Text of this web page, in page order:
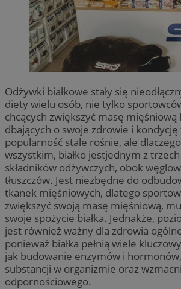
Odżywki białkowe stały się
diety wielu osób, nie tylko
chcących zwiększyć masę
dbających o swoje zdrowie i kondycję
popularność stale rośnie, ale
wszystkim, białko jestjednym z
składników odżywczych, obok
tłuszczów. Jest niezbędne do
tkanek mięśniowych, dlatego
zwiększyć swoją masę mięśniową,
swoje spożycie białka. Jednakże,
jest również ważny dla zdrowia
ponieważ białka pełnią wiele
jak budowanie enzymów i
substancji w organizmie oraz
odpornościowego.